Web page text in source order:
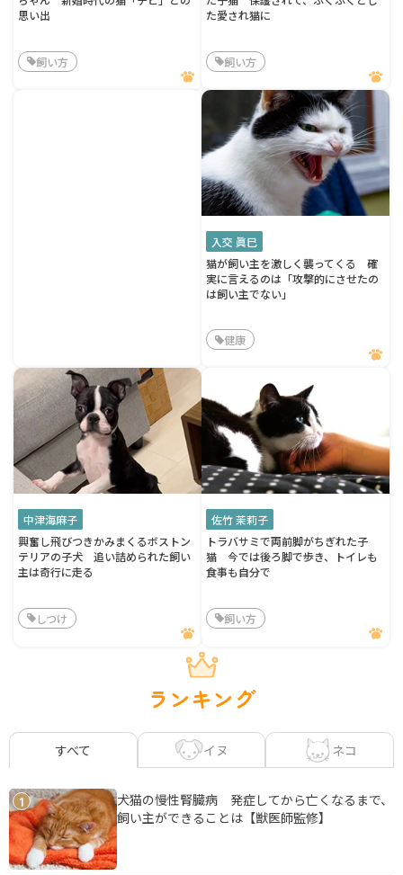
思い出
飼い方
た愛され猫に
飼い方
入交 眞巳
猫が飼い主を激しく襲ってくる 確
実に言えるのは「攻撃的にさせたの
は飼い主でない」
健康
中津海麻子
興奮し飛びつきかみまくるボストン
テリアの子犬 追い詰められた飼い
主は奇行に走る
しつけ
佐竹 茉莉子
トラバサミで両前脚がちぎれた子
猫 今では後ろ脚で歩き、トイレも
食事も自分で
飼い方
ランキング
すべて イヌ ネコ
1
犬猫の慢性腎臓病 発症してから亡くなるまで、
飼い主ができることは【獣医師監修】